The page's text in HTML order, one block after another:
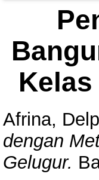
Afrina,
dengan
Gelugur.